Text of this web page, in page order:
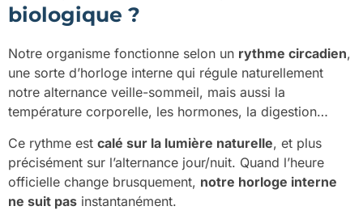
biologique ?
Notre organisme fonctionne selon un rythme circadien,
une sorte d’horloge interne qui régule naturellement
notre alternance veille-sommeil, mais aussi la
température corporelle, les hormones, la digestion…
Ce rythme est calé sur la lumière naturelle, et plus
précisément sur l’alternance jour/nuit. Quand l’heure
officielle change brusquement, notre horloge interne
ne suit pas instantanément.